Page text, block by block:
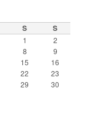
S S
1
2
8
9
15
16
22
23
29
30